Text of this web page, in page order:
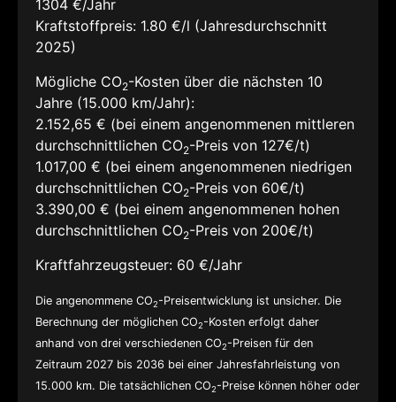
1304 €/Jahr
Kraftstoffpreis: 1.80 €/l (Jahresdurchschnitt
2025)
Mögliche CO2-Kosten über die nächsten 10
Jahre (15.000 km/Jahr):
2.152,65 € (bei einem angenommenen mittleren
durchschnittlichen CO2-Preis von 127€/t)
1.017,00 € (bei einem angenommenen niedrigen
durchschnittlichen CO2-Preis von 60€/t)
3.390,00 € (bei einem angenommenen hohen
durchschnittlichen CO2-Preis von 200€/t)
Kraftfahrzeugsteuer: 60 €/Jahr
Die angenommene CO2-Preisentwicklung ist unsicher. Die
Berechnung der möglichen CO2-Kosten erfolgt daher
anhand von drei verschiedenen CO2-Preisen für den
Zeitraum 2027 bis 2036 bei einer Jahresfahrleistung von
15.000 km. Die tatsächlichen CO2-Preise können höher oder